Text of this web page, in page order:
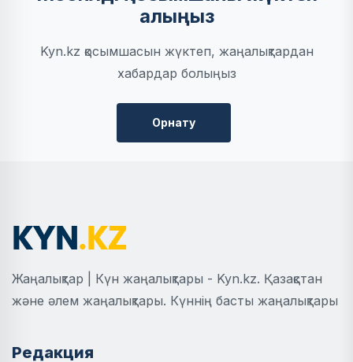
алыңыз
Kyn.kz қосымшасын жүктеп, жаңалықтардан
хабардар болыңыз
Орнату
Жаңалықтар | Күн жаңалықтары - Kyn.kz. Қазақстан
және әлем жаңалықтары. Күннің басты жаңалықтары
Редакция